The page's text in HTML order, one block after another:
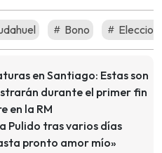
Bono
en Santiago: Estas son
durante el primer fin
en la RM
Pulido tras varios días
pronto amor mío»